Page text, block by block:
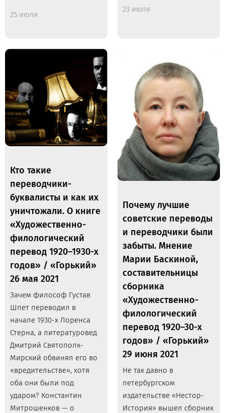
25 июля
23 июля
Кто такие
переводчики-
буквалисты и как их
уничтожали. О книге
«Художественно-
филологический
перевод 1920–1930-х
годов» / «Горький»
26 мая 2021
Зачем философ Густав
Шпет переводил в
начале 1930-х Лоренса
Стерна, а литературовед
Дмитрий Святополк-
Мирский обвинял его во
«вредительстве», хотя
оба они были под
ударом? Константин
Митрошенков — о
Почему лучшие
советские переводы
и переводчики были
забыты. Мнение
Марии Баскиной,
составительницы
сборника
«Художественно-
филологический
перевод 1920–30-х
годов» / «Горький»
29 июня 2021
Не так давно в
петербургском
издательстве «Нестор-
История» вышел сборник